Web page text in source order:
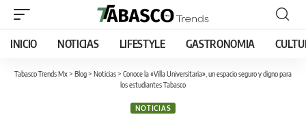
INICIO NOTICIAS LIFESTYLE GASTRONOMIA
Tabasco Trends Mx> Blog> Noticias> Conoce la «Villa Universitaria», un espacio seguro y digno para
los estudiantes Tabasco
NOTICIAS